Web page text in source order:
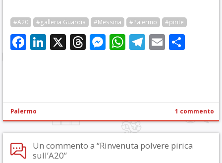
#A20 #galleria Guardia #Messina #Palermo #pirite
Facebook
LinkedIn
X Threads
Messenger
WhatsApp
Telegram
Email
Palermo 1 commento
Un commento a “Rinvenuta polvere pirica
sull’A20”